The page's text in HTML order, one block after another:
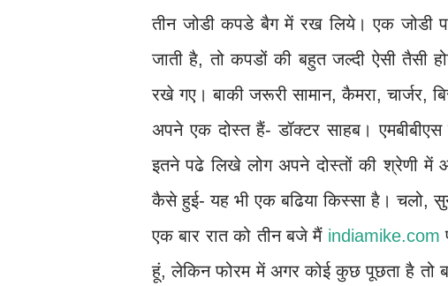
तीन जोडी कपडे बैग में रख लिये। एक जोडी
जाती है, तो कपडों की बहुत जल्दी ऐसी तैसी
रखे गए। बाकी जरूरी सामान, कैमरा,
अपने एक दोस्त हैं- डॉक्टर साहब।
इतने पढे लिखे लोग अपने दोस्तों की श्रेणी में
कैसे हुई- यह भी एक बढिया किस्सा है। चलो,
एक बार रात को तीन बजे मैं indiamike.com
हूं, लेकिन फोरम में अगर कोई कुछ पूछता है तो